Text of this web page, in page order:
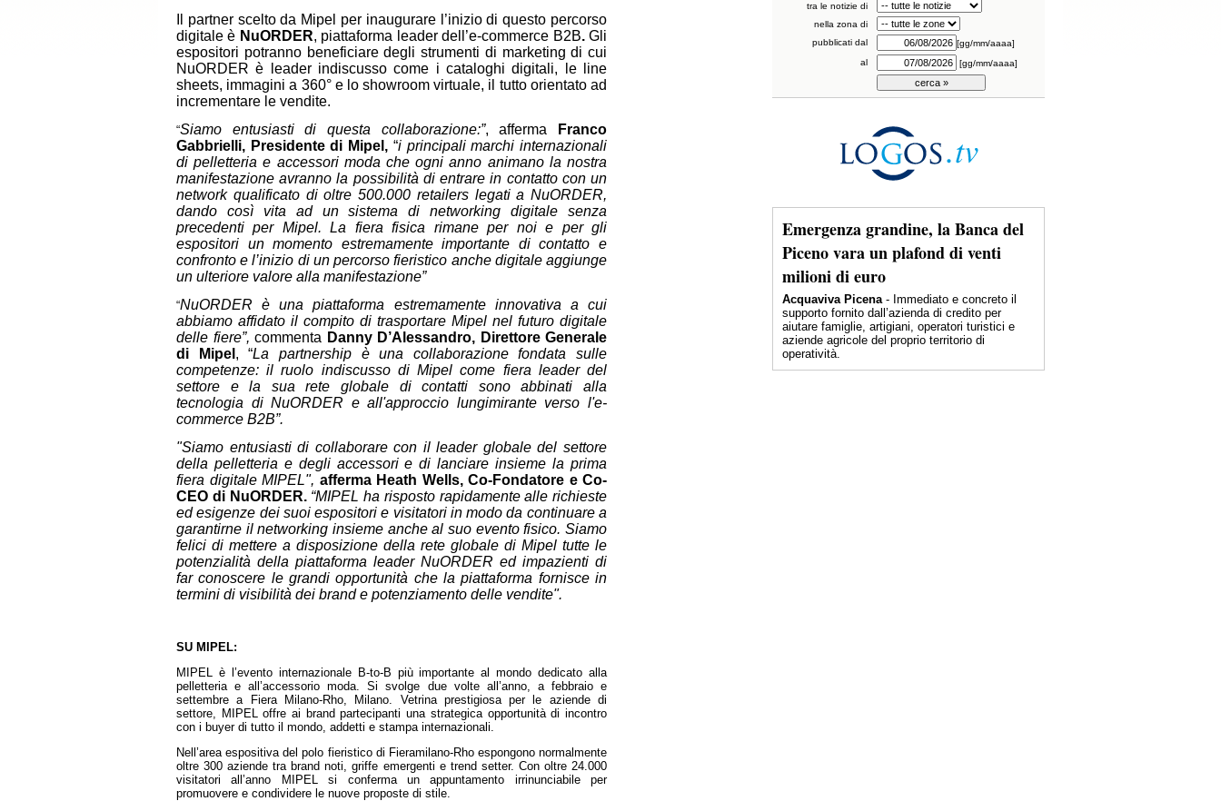
Il partner scelto da Mipel per inaugurare l’inizio di questo percorso
digitale è NuORDER, piattaforma leader dell’e-commerce B2B.Gli
espositori potranno beneficiare degli strumenti di marketing di cui
NuORDER è leader indiscusso come i cataloghi digitali, le line
sheets, immagini a 360° e lo showroom virtuale, il tutto orientato ad
incrementare le vendite.
“Siamo entusiasti di questa collaborazione:”, afferma
Franco
Gabbrielli, Presidente di Mipel, “i principali marchi internazionali
di pelletteria e accessori moda che ogni anno animano la nostra
manifestazione avranno la possibilità di entrare in contatto con un
network qualificato di oltre 500.000 retailers legati a NuORDER,
dando così vita ad un sistema di networking digitale senza
precedenti per Mipel. La fiera fisica rimane per noi e per gli
espositori un momento estremamente importante di contatto e
confronto e l’inizio di un percorso fieristico anche digitale aggiunge
un ulteriore valore alla manifestazione”
“NuORDER è una piattaforma estremamente innovativa a cui
abbiamo affidato il compito di trasportare Mipel nel futuro digitale
delle fiere”, commenta Danny D’Alessandro, Direttore Generale
di Mipel , “La partnership è una collaborazione fondata sulle
competenze: il ruolo indiscusso di Mipel come fiera leader del
settore e la sua rete globale di contatti sono abbinati alla
tecnologia di NuORDER e all'approccio lungimirante verso l'e-
commerce B2B”.
"Siamo entusiasti di collaborare con il leader globale del settore
della pelletteria e degli accessori e di lanciare insieme la prima
fiera digitale MIPEL", afferma Heath Wells, Co-Fondatore e Co-
CEO di NuORDER.“MIPEL ha risposto rapidamente alle richieste
ed esigenze dei suoi espositori e visitatori in modo da continuare a
garantirne il networking insieme anche al suo evento fisico. Siamo
felici di mettere a disposizione della rete globale di Mipel tutte le
potenzialità della piattaforma leader NuORDER ed impazienti di
far conoscere le grandi opportunità che la piattaforma fornisce in
termini di visibilità dei brand e potenziamento delle vendite".
SU MIPEL:
MIPEL è l’evento internazionale B-to-B più importante al mondo dedicato alla
pelletteria e all’accessorio moda. Si svolge due volte all’anno, a febbraio e
settembre a Fiera Milano-Rho, Milano. Vetrina prestigiosa per le aziende di
settore, MIPEL offre ai brand partecipanti una strategica opportunità di incontro
con i buyer di tutto il mondo, addetti e stampa internazionali.
Nell’area espositiva del polo fieristico di Fieramilano-Rho espongono normalmente
oltre 300 aziende tra brand noti, griffe emergenti e trend setter. Con oltre 24.000
visitatori all’anno MIPEL si conferma un appuntamento irrinunciabile per
promuovere e condividere le nuove proposte di stile.
tra le notizie di
nella zona di
pubblicati dal
[gg/mm/aaaa]
al
[gg/mm/aaaa]
Emergenza grandine, la Banca del
Piceno vara un plafond di venti
milioni di euro
Acquaviva Picena- Immediato e concreto il
supporto fornito dall’azienda di credito per
aiutare famiglie, artigiani, operatori turistici e
aziende agricole del proprio territorio di
operatività.